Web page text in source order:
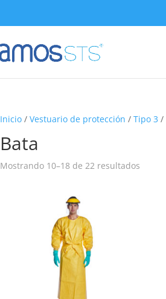
Inicio /Vestuario de protección /Tipo 3 /
Bata
Mostrando 10–18 de 22 resultados